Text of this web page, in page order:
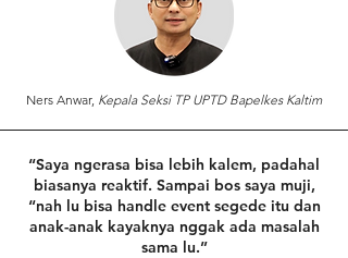
Ners Anwar, Kepala Seksi TP UPTD Bapelkes Kaltim
“Saya ngerasa bisa lebih kalem, padahal
biasanya reaktif. Sampai bos saya muji,
“nah lu bisa handle event segede itu dan
anak-anak kayaknya nggak ada masalah
sama lu.”